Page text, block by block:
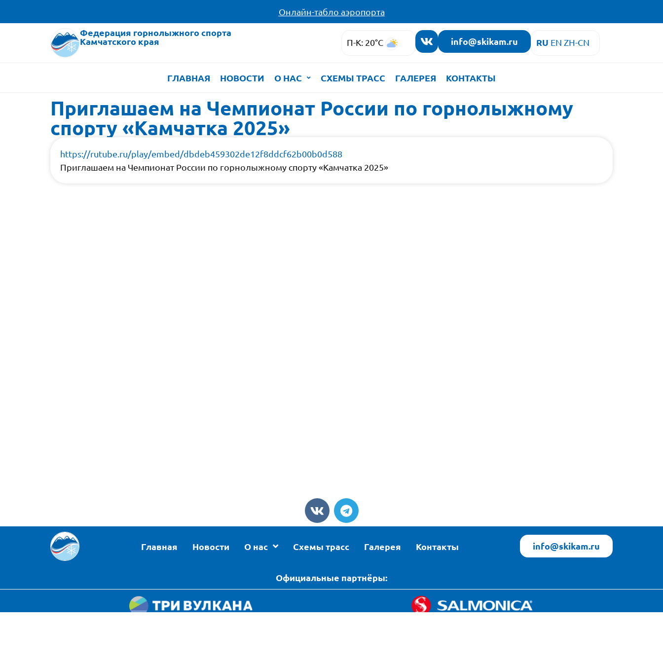
Онлайн-табло аэропорта
Федерация горнолыжного спорта
Камчатского края П-К: 20°C info@skikam.ru RU EN ZH-CN
ГЛАВНАЯ НОВОСТИ О НАС СХЕМЫ ТРАСС ГАЛЕРЕЯ КОНТАКТЫ
Приглашаем на Чемпионат России по горнолыжному
спорту «Камчатка 2025»
https://rutube.ru/play/embed/dbdeb459302de12f8ddcf62b00b0d588
Приглашаем на Чемпионат России по горнолыжному спорту «Камчатка 2025»
Главная Новости О нас Схемы трасс Галерея Контакты info@skikam.ru
Официальные партнёры: